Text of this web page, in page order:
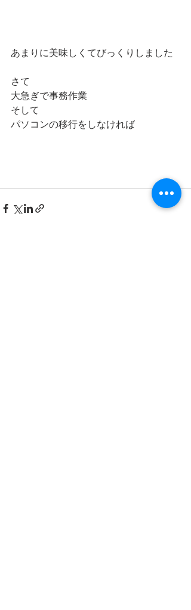
あまりに美味しくてびっくりしました
さて
大急ぎで事務作業
そして
パソコンの移行をしなければ